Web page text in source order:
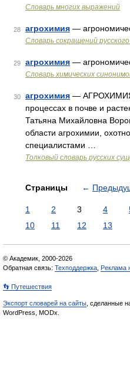
Словарь многих выражений
28 агрохимия —
Словарь сокращений
29 агрохимия —
Cловарь химических
30 агрохимия —
процессах в почве и
Татьяна Михайловна
области агрохимии,
специалистами …
Толковый словарь русских
Страницы ←
1 2 3 4
10
11 12 13
© Академик, 2000-2026
Обратная связь: Техподдержка Реклама
👣 Путешествия
Экспорт словарей на сайты , сделанные
WordPress, MODx.